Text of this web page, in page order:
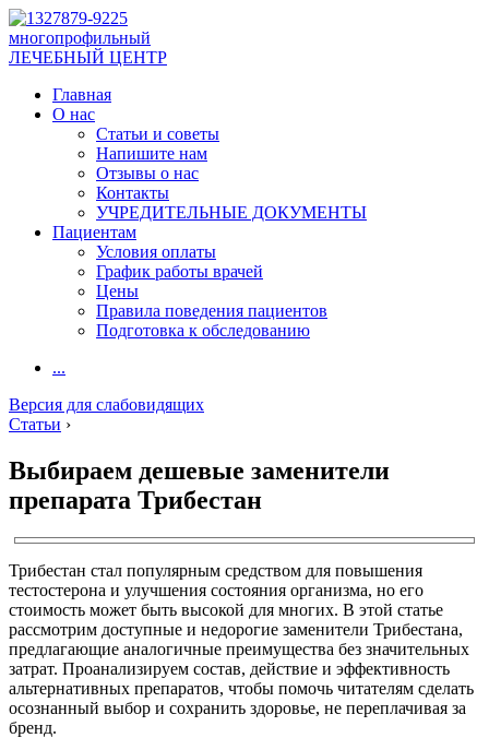
многопрофильный
ЛЕЧЕБНЫЙ ЦЕНТР
Главная
О нас
Статьи и советы
Напишите нам
Отзывы о нас
Контакты
УЧРЕДИТЕЛЬНЫЕ ДОКУМЕНТЫ
Пациентам
Условия оплаты
График работы врачей
Цены
Правила поведения пациентов
Подготовка к обследованию
...
Версия для слабовидящих
Статьи ›
Выбираем дешевые заменители
препарата Трибестан
Трибестан стал популярным средством для повышения
тестостерона и улучшения состояния организма, но его
стоимость может быть высокой для многих. В этой статье
рассмотрим доступные и недорогие заменители Трибестана,
предлагающие аналогичные преимущества без значительных
затрат. Проанализируем состав, действие и эффективность
альтернативных препаратов, чтобы помочь читателям сделать
осознанный выбор и сохранить здоровье, не переплачивая за
бренд.